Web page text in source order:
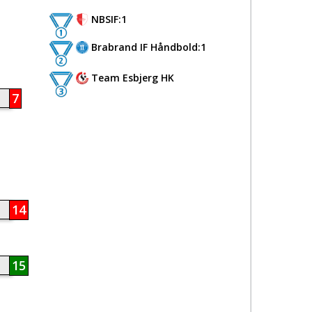
7
NBSIF:1
Brabrand IF Håndbold:1
14
15
Team Esbjerg HK